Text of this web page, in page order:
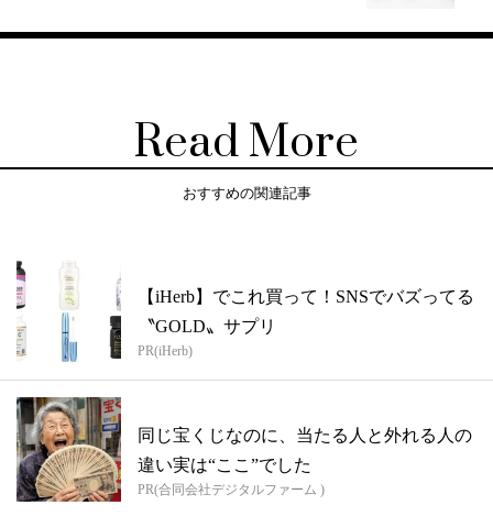
Read More
おすすめの関連記事
【iHerb】でこれ買って！SNSでバズってる
〝GOLD〟サプリ
PR(iHerb)
同じ宝くじなのに、当たる人と外れる人の
違い実は“ここ”でした
PR(合同会社デジタルファーム )